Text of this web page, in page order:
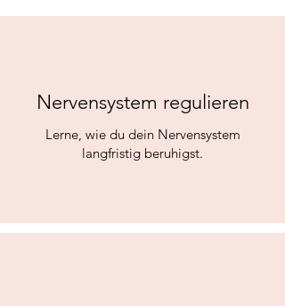
Nervensystem regulieren
Lerne, wie du dein Nervensystem
langfristig beruhigst.